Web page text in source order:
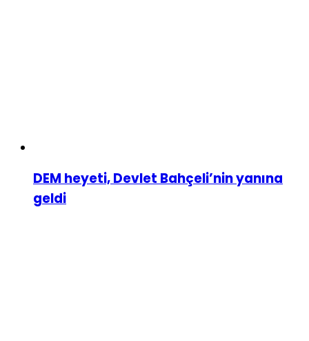
DEM heyeti, Devlet Bahçeli’nin yanına
geldi